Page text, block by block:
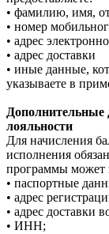
• фамилию, имя,
• номер
• адрес
• адрес доставки
• иные данные,
указываете в
Дополнительные
лояльности
Для начисления
исполнения
программы может
• паспортные
• адрес
• адрес доставки
• ИНН;